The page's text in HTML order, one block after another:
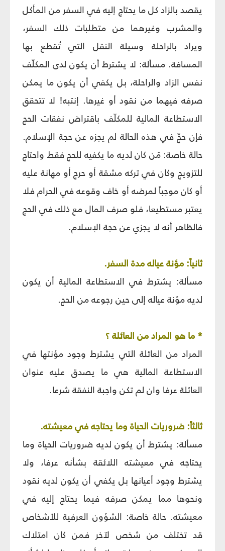
يقصد بالزاد كل ما يحتاج إليه في السفر من المأكل
والمشرب وغيرهما من متطلبات ذلك السفر،
ويراد بالراحلة وسيلة النقل التي تُقطع بها
المسافة. مسألة: لا يشترط أن يكون لدى المكلّف
نفس الزاد والراحلة، بل يكفي أن يكون ما يمكن
صرفه فيهما من نقود أو غيرها. إنتبه! لا تتحقق
الاستطاعة المالية للمكلّف باقتراض نفقات الحج
فإن حجّ في هذه الحالة لم يجزه عن حجة الإسلام.
حالة خاصة: مَن كان لديه ما يكفيه للحج فقط واحتاج
للتزويج وكان في تركه مشقة أو حرج أو مهانة عليه
أو كان موجباً لمرضه أو خاف وقوعه في الحرام فلا
يعتبر مستطيعا، فلو صرف المال مع ذلك في الحج
فالظاهر أنه لا يجزي عن حجة الإسلام.
ثانياً: مؤنة عياله مدة السفر.
مسألة: يشترط في الاستطاعة المالية أن يكون
لديه مؤنة عياله إلى حين رجوعه من الحج.
* ما هو المراد من العائلة ؟
المراد من العائلة التي يشترط وجود مؤنتها في
الاستطاعة المالية هي ما يصدق عليه عنوان
العائلة عرفا وان لم تكن واجبة النفقة شرعا.
ثالثاً: ضروريات الحياة وما يحتاجه في معيشته.
مسألة: يشترط أن يكون لديه ضروريات الحياة وما
يحتاجه في معيشته اللائقة بشأنه عرفا، ولا
يشترط وجود أعيانها بل يكفي أن يكون لديه نقود
ونحوها مما يمكن صرفه فيما يحتاج إليه في
معيشته. حالة خاصة: الشؤون العرفية للأشخاص
قد تختلف من شخص لآخر فمن كان امتلاك